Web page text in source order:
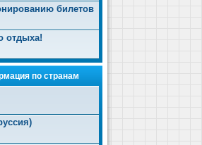
билетов
отдыха!
по странам